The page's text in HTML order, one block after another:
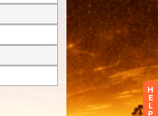
H
E
L
P